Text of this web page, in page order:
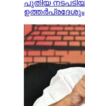
പുതിയ
ഉത്തർപ്രദേശും